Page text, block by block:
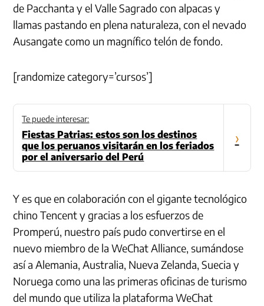
de Pacchanta y el Valle Sagrado con alpacas y
llamas pastando en plena naturaleza, con el nevado
Ausangate como un magnífico telón de fondo.
[randomize category=’cursos’]
Te puede interesar:
Fiestas Patrias: estos son los destinos
que los peruanos visitarán en los feriados
por el aniversario del Perú
›
Y es que en colaboración con el gigante tecnológico
chino Tencent y gracias a los esfuerzos de
Promperú, nuestro país pudo convertirse en el
nuevo miembro de la WeChat Alliance, sumándose
así a Alemania, Australia, Nueva Zelanda, Suecia y
Noruega como una las primeras oficinas de turismo
del mundo que utiliza la plataforma WeChat